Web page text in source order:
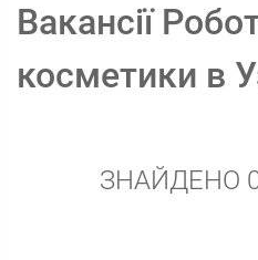
Вакансії
косметики в
ЗНАЙДЕНО